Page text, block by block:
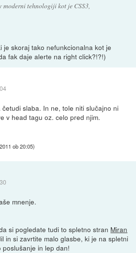
moderni tehnologiji kot je CSS3,
je skoraj tako nefunkcionalna kot je
fak daje alerte na right click?!?!)
slaba. In ne, tole niti slučajno ni
v head tagu oz. celo pred njim.
ob 20:05)
mnenje.
si pogledate tudi to spletno stran Miran
in si zavrtite malo glasbe, ki je na spletni
poslušanje in lep dan!